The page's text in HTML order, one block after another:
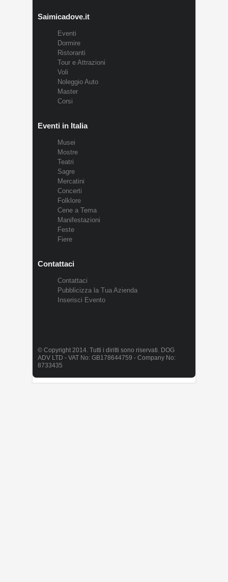
Saimicadove.it
Eventi
Dormire
Ristoranti
Tour e Attrazioni
Voli
Noleggio Auto
Master
Corsi
Eventi in Italia
Musei
Mostre
Teatri
Sagre
Mercatini
Concerti
Folklore
Cene a Tema
Manifestazioni
Feste
Fiere
Contattaci
Contattaci
Pubblicizza la Tua Azienda
Inserisci Evento
© Copyright 2014. Tutti i diritti sono riservati. DOG
ADV LTD - VAT No: GB178644759 - Company No:
8733435